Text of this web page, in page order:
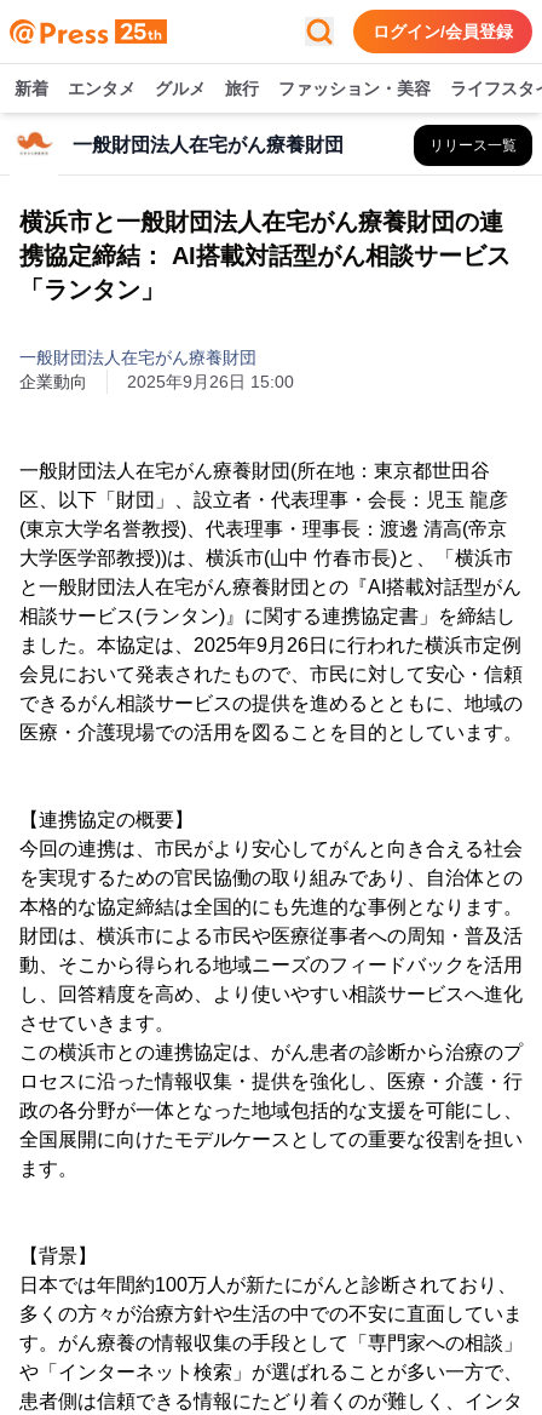
ログイン/会員登録
新着 エンタメ グルメ 旅行 ファッション・美容 ライフスタ
一般財団法人在宅がん療養財団 リリース一覧
横浜市と一般財団法人在宅がん療養財団の連
携協定締結： AI搭載対話型がん相談サービス
「ランタン」
一般財団法人在宅がん療養財団
企業動向
2025年9月26日 15:00
一般財団法人在宅がん療養財団(所在地：東京都世田谷
区、以下「財団」、設立者・代表理事・会長：児玉 龍彦
(東京大学名誉教授)、代表理事・理事長：渡邊 清高(帝京
大学医学部教授))は、横浜市(山中 竹春市長)と、「横浜市
と一般財団法人在宅がん療養財団との『AI搭載対話型がん
相談サービス(ランタン)』に関する連携協定書」を締結し
ました。本協定は、2025年9月26日に行われた横浜市定例
会見において発表されたもので、市民に対して安心・信頼
できるがん相談サービスの提供を進めるとともに、地域の
医療・介護現場での活用を図ることを目的としています。
【連携協定の概要】
今回の連携は、市民がより安心してがんと向き合える社会
を実現するための官民協働の取り組みであり、自治体との
本格的な協定締結は全国的にも先進的な事例となります。
財団は、横浜市による市民や医療従事者への周知・普及活
動、そこから得られる地域ニーズのフィードバックを活用
し、回答精度を高め、より使いやすい相談サービスへ進化
させていきます。
この横浜市との連携協定は、がん患者の診断から治療のプ
ロセスに沿った情報収集・提供を強化し、医療・介護・行
政の各分野が一体となった地域包括的な支援を可能にし、
全国展開に向けたモデルケースとしての重要な役割を担い
ます。
【背景】
日本では年間約100万人が新たにがんと診断されており、
多くの方々が治療方針や生活の中での不安に直面していま
す。がん療養の情報収集の手段として「専門家への相談」
や「インターネット検索」が選ばれることが多い一方で、
患者側は信頼できる情報にたどり着くのが難しく、インタ